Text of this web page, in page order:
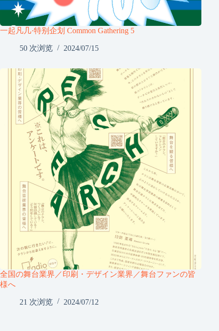
一起凡几·特别企划 Common Gathering 5
50 次浏览 2024/07/15
全国の舞台業界／印刷・デザイン業界／舞台ファンの皆
様へ
21 次浏览 2024/07/12